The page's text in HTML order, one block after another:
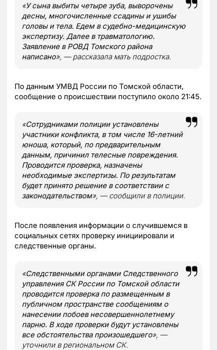
«У сына выбиты четыре зуба, выворочены
десны, многочисленные ссадины и ушибы
головы и тела. Едем в судебно-медицинскую
экспертизу. Далее в травматологию.
Заявление в РОВД Томского района
написано», — рассказала мать подростка.
По данным УМВД России по Томской области,
сообщение о происшествии поступило около 21:45.
«Сотрудниками полиции установлены
участники конфликта, в том числе 16-летний
юноша, который, по предварительным
данным, причинил телесные повреждения.
Проводится проверка, назначены
необходимые экспертизы. По результатам
будет принято решение в соответствии с
законодательством», — сообщили в полиции.
После появления информации о случившемся в
социальных сетях проверку инициировали и
следственные органы.
«Следственными органами Следственного
управления СК России по Томской области
проводится проверка по размещенным в
публичном пространстве сообщениям о
нанесении побоев несовершеннолетнему
парню. В ходе проверки будут установлены
все обстоятельства произошедшего», —
уточнили в региональном СК.